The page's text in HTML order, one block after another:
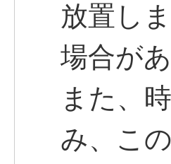
放置し
場合が
また、
み、こ